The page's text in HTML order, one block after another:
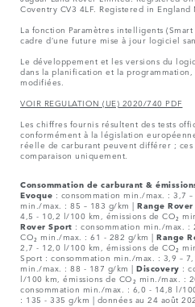
Coventry CV3 4LF. Registered in
La fonction Paramètres intelligents
cadre d’une future mise à jour logiciel
Le développement et les versions du
dans la planification et la
modifiées.
VOIR REGULATION (UE) 2020/740 PDF
Les chiffres fournis résultent des tests
conformément à la législation
réelle de carburant peuvent différer ;
comparaison uniquement.
Consommation de carburant &
Evoque : consommation min./max. : 3,7
min./max. : 85 – 183 g/km | Range
4,5 - 10,2 l/100 km, émissions de CO₂
Rover Sport : consommation min./max.
CO₂ min./max. : 61 - 282 g/km | Range
2,7 - 12,0 l/100 km, émissions de CO₂
Sport : consommation min./max. : 3,9 –
min./max. : 88 - 187 g/km | Discovery :
l/100 km, émissions de CO₂ min./max. :
consommation min./max. : 6,0 - 14,8 l/
: 135 - 335 g/km | données au 24 août